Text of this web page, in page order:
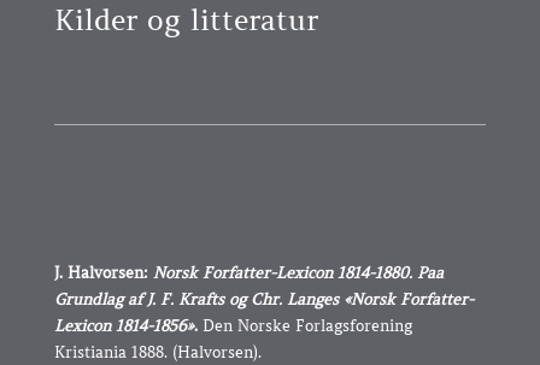
Kilder og litteratur
J. Halvorsen: Norsk Forfatter-Lexicon 1814-1880. Paa
Grundlag af J. F. Krafts og Chr. Langes «Norsk Forfatter-
Lexicon 1814-1856».Den Norske Forlagsforening
Kristiania 1888. (Halvorsen).